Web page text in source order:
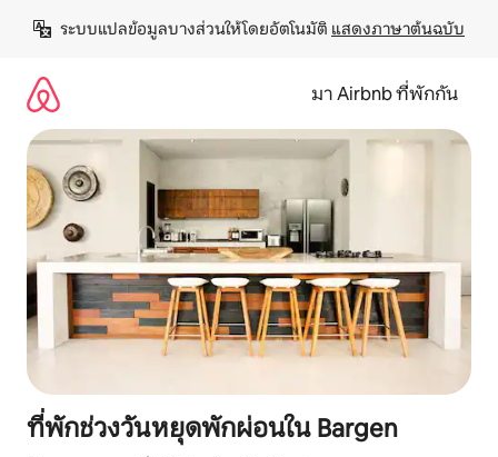
เนื้อหา
ระบบแปลข้อมูลบางส่วนให้โดยอัตโนมัติ แสดงภาษาต้นฉบับ
มา Airbnb ที่พักกัน
ที่พักช่วงวันหยุดพักผ่อนใน Bargen